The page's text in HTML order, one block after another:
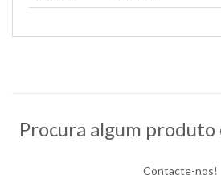
Procura algum produto
Contacte-nos!